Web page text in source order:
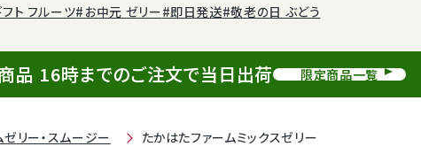
ト フルーツ#お中元 ゼリー#即日発送#敬老の日 ぶどう
品 16時までのご注文で当日出荷 限定商品一覧
リー・スムージー たかはたファームミックスゼリー